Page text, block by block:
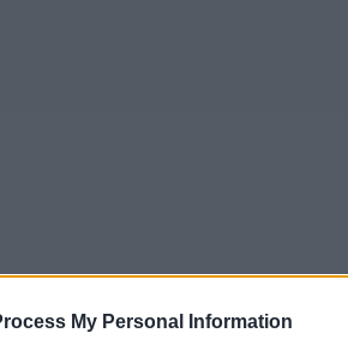
My Personal Information